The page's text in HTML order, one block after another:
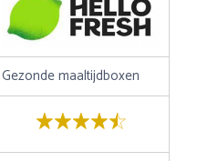
Gezonde maaltijdboxen